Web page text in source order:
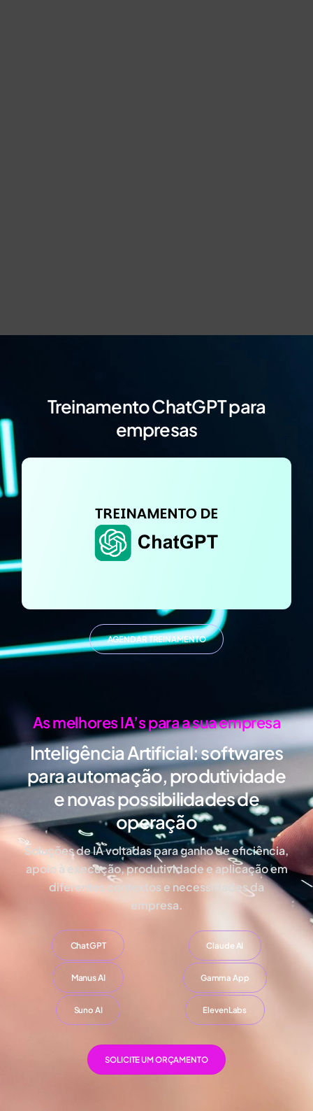
Treinamento ChatGPT para
empresas
AGENDAR TREINAMENTO
As melhores IA’s para a sua empresa
Inteligência Artificial:softwares
para automação, produtividade
e novas possibilidades de
operação
Soluções de IA voltadas para ganho de eficiência,
apoio à execução, produtividade e aplicação em
diferentes contextos e necessidades da
empresa.
ChatGPT Claude AI
Manus AI Gamma App
Suno AI ElevenLabs
SOLICITE UM ORÇAMENTO